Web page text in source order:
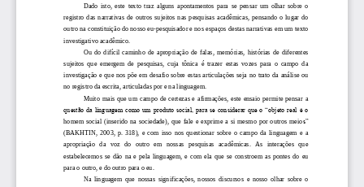
Dado  isto,  este  texto  traz  alguns  apontamentos  para  se  pensar  um  olhar  sobre o
registro  das  narrativas  de  outros  sujeitos  nas  pesquisas  acadêmicas,  pensando  o  lugar  do
outro na constituição do nosso eu-pesquisador e nos espaços destas narrativas em um texto
investigativo acadêmico.
Ou  do  difícil  caminho  de  apropriação  de  falas,  memórias,  histórias  de  diferentes
sujeitos  que  emergem  de  pesquisas,  cuja  tônica  é  trazer  estas  vozes  para  o  campo  da
investigação e que nos põe em desafio sobre estas articulações seja no trato da análise ou
no registro da escrita, articuladas por e na linguagem.
Muito  mais  que  um  campo  de  certezas  e  afirmações,  este  ensaio  permite  pensar  a
questão da linguagem como um produto social, para se considerar que o “objeto real é o
homem  social  (inserido  na  sociedade),  que  fale  e  exprime  a  si  mesmo  por  outros  meios”
(BAKHTIN,  2003,  p.  318),  e  com  isso  nos  questionar  sobre  o  campo  da  linguagem  e  a
apropriação   da   voz   do   outro   em   nossas   pesquisas   acadêmicas.   As   interações   que
estabelecemos  se  dão  na  e  pela  linguagem,  e  com  ela  que  se  constroem  as  pontes  do  eu
para o outro, e do outro para o eu.
Na  linguagem  que  nossas  significações,  nossos  discursos  e  nosso  olhar  sobre  o